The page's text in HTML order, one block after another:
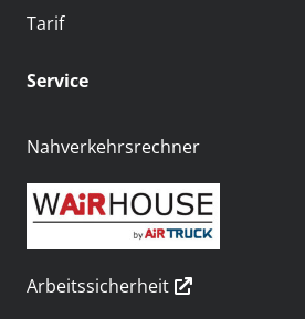
Tarif
Service
Nahverkehrsrechner
Arbeitssicherheit